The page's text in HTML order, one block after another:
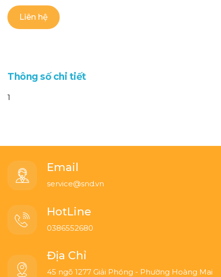
Liên hệ
Thông số chi tiết
1
Email
service@snd.vn
HotLine
0386552680
Địa Chỉ
45 ngõ 1277 Giải Phóng - Phường Hoàng Mai